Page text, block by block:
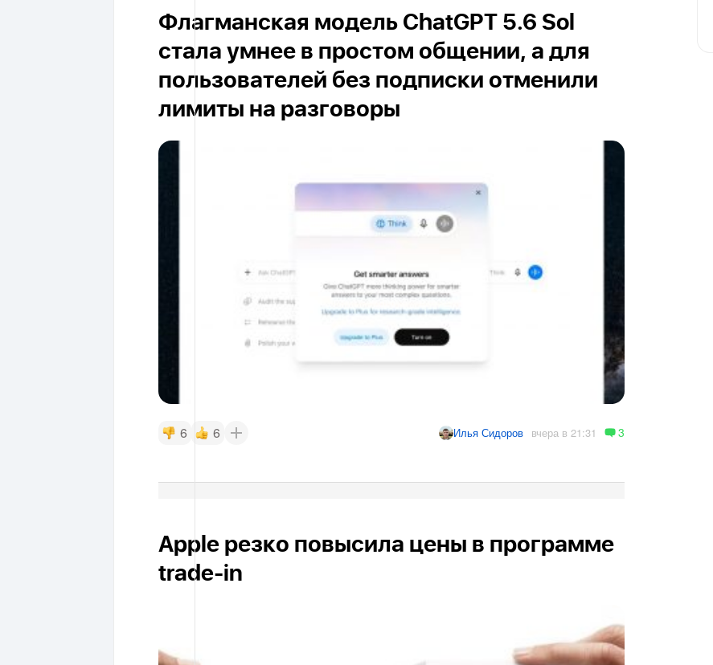
Флагманская модель ChatGPT 5.6 Sol
стала умнее в простом общении, а для
пользователей без подписки отменили
лимиты на разговоры
6 6 Илья Сидоров вчера в 21:31 3
Apple резко повысила цены в программе
trade-in